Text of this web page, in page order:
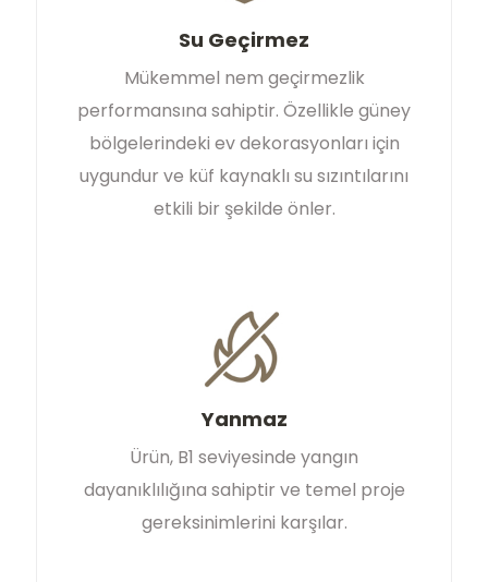
Su Geçirmez
Mükemmel nem geçirmezlik
performansına sahiptir. Özellikle güney
bölgelerindeki ev dekorasyonları için
uygundur ve küf kaynaklı su sızıntılarını
etkili bir şekilde önler.
Yanmaz
Ürün, B1 seviyesinde yangın
dayanıklılığına sahiptir ve temel proje
gereksinimlerini karşılar.